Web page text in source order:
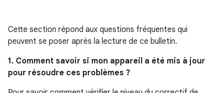
Cette section répond aux questions fréquentes qui
peuvent se poser après la lecture de ce bulletin.
1. Comment savoir si mon appareil a été mis à jour
pour résoudre ces problèmes ?